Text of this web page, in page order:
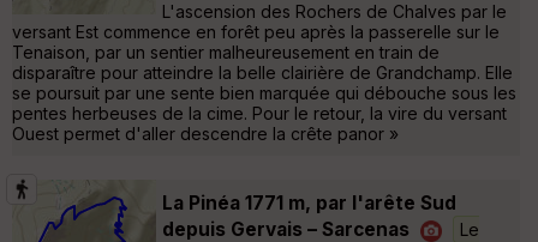
L'ascension des Rochers de Chalves par le
versant Est commence en forêt peu après la passerelle sur le
Tenaison, par un sentier malheureusement en train de
disparaître pour atteindre la belle clairière de Grandchamp. Elle
se poursuit par une sente bien marquée qui débouche sous les
pentes herbeuses de la cime. Pour le retour, la vire du versant
Ouest permet d'aller descendre la crête panor »
La Pinéa 1771 m, par l'arête Sud
depuis Gervais – Sarcenas
Le